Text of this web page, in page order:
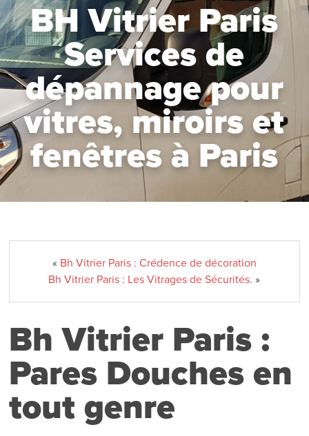
BH Vitrier Paris
Services de
dépannage pour
vitres, miroirs et
fenêtres à Paris
« Bh Vitrier Paris : Crédence de décoration
Bh Vitrier Paris : Les Vitrages de Sécurités. »
Bh Vitrier Paris :
Pares Douches en
tout genre